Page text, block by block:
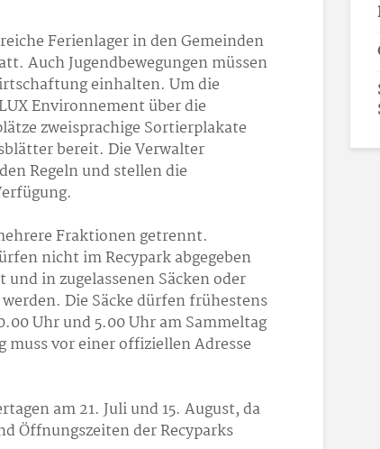
Ferienlager in den Gemeinden
Auch Jugendbewegungen müssen
einhalten. Um die
Environnement über die
zweisprachige Sortierplakate
bereit. Die Verwalter
Regeln und stellen die
Fraktionen getrennt.
nicht im Recypark abgegeben
in zugelassenen Säcken oder
Die Säcke dürfen frühestens
Uhr und 5.00 Uhr am Sammeltag
vor einer offiziellen Adresse
am 21. Juli und 15. August, da
Öffnungszeiten der Recyparks